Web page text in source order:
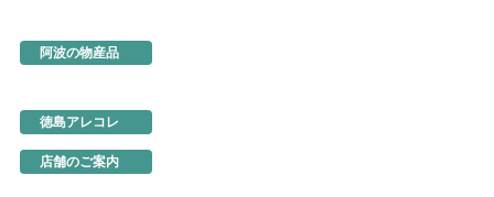
阿波の物産品
徳島アレコレ
店舗のご案内